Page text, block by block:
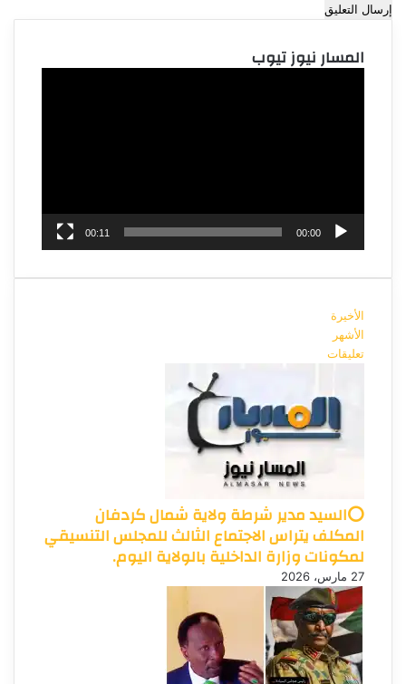
المسار نيوز تيوب
00:00
00:11
الأخيرة
الأشهر
تعليقات
⭕السيد مدير شرطة ولاية شمال كردفان
المكلف يتراس الاجتماع الثالث للمجلس التنسيقي
لمكونات وزارة الداخلية بالولاية اليوم.
27 مارس، 2026